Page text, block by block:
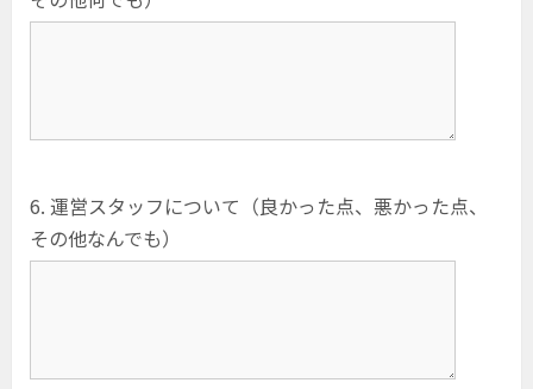
6. 運営スタッフについて（良かった点、悪かった点、
その他なんでも）